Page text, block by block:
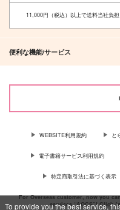
To provide you the best service,
11,000円（税込）以上で送料当社負担
便利な機能/サービス
WEBSITE利用規約 と
電子書籍サービス利用規約
特定商取引法に基づく表示
For Overseas customer, now you
services “AOCS”!